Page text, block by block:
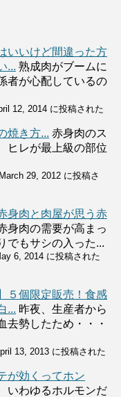
いいけど間違った方
... 熟成肉がブームに
者が心配しているの
12, 2014 に投稿された
焼き方... 赤身肉のス
ヒレが最上級の部位
March 29, 2012 に投稿さ
身肉と肉屋が思う赤
身肉の需要が高まっ
でもサシの入った...
6, 2014 に投稿された
５個限定販売！食感
... 昨夜、生産者から
去勢したため・・・
13, 2013 に投稿された
が効くってホン
いわゆるホルモンだ